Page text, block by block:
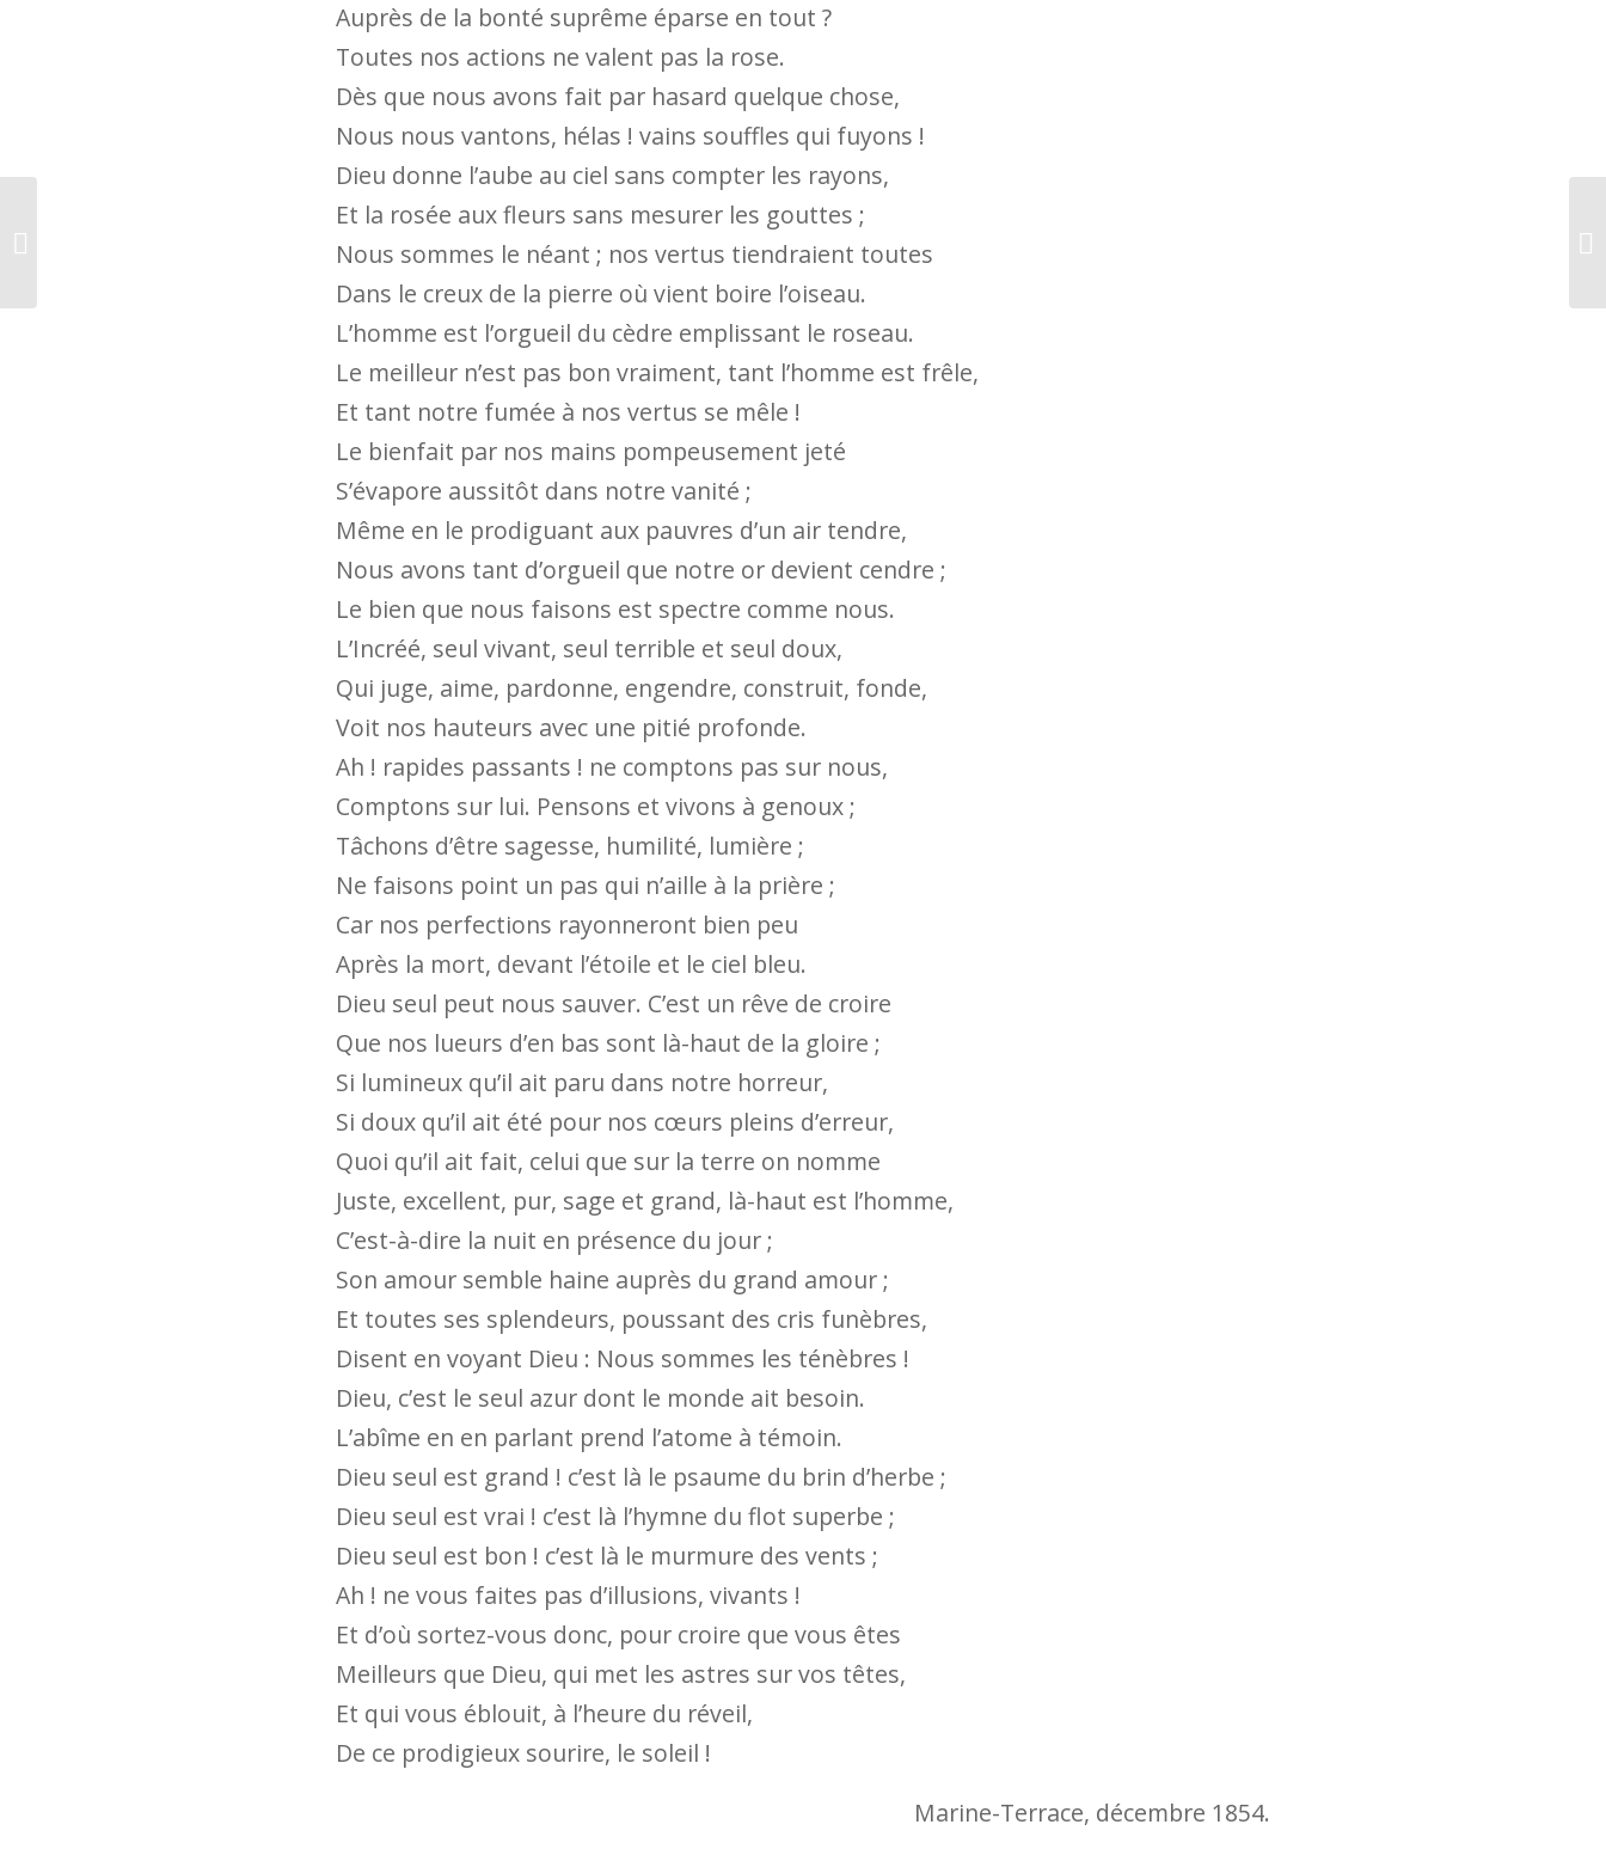
Auprès de la bonté suprême éparse en tout ?
Toutes nos actions ne valent pas la rose.
Dès que nous avons fait par hasard quelque chose,
Nous nous vantons, hélas ! vains souffles qui fuyons !
Dieu donne l’aube au ciel sans compter les rayons,
Et la rosée aux fleurs sans mesurer les gouttes ;
Nous sommes le néant ; nos vertus tiendraient toutes
Dans le creux de la pierre où vient boire l’oiseau.
L’homme est l’orgueil du cèdre emplissant le roseau.
Le meilleur n’est pas bon vraiment, tant l’homme est frêle,
Et tant notre fumée à nos vertus se mêle !
Le bienfait par nos mains pompeusement jeté
S’évapore aussitôt dans notre vanité ;
Même en le prodiguant aux pauvres d’un air tendre,
Nous avons tant d’orgueil que notre or devient cendre ;
Le bien que nous faisons est spectre comme nous.
L’Incréé, seul vivant, seul terrible et seul doux,
Qui juge, aime, pardonne, engendre, construit, fonde,
Voit nos hauteurs avec une pitié profonde.
Ah ! rapides passants ! ne comptons pas sur nous,
Comptons sur lui. Pensons et vivons à genoux ;
Tâchons d’être sagesse, humilité, lumière ;
Ne faisons point un pas qui n’aille à la prière ;
Car nos perfections rayonneront bien peu
Après la mort, devant l’étoile et le ciel bleu.
Dieu seul peut nous sauver. C’est un rêve de croire
Que nos lueurs d’en bas sont là-haut de la gloire ;
Si lumineux qu’il ait paru dans notre horreur,
Si doux qu’il ait été pour nos cœurs pleins d’erreur,
Quoi qu’il ait fait, celui que sur la terre on nomme
Juste, excellent, pur, sage et grand, là-haut est l’homme,
C’est-à-dire la nuit en présence du jour ;
Son amour semble haine auprès du grand amour ;
Et toutes ses splendeurs, poussant des cris funèbres,
Disent en voyant Dieu : Nous sommes les ténèbres !
Dieu, c’est le seul azur dont le monde ait besoin.
L’abîme en en parlant prend l’atome à témoin.
Dieu seul est grand ! c’est là le psaume du brin d’herbe ;
Dieu seul est vrai ! c’est là l’hymne du flot superbe ;
Dieu seul est bon ! c’est là le murmure des vents ;
Ah ! ne vous faites pas d’illusions, vivants !
Et d’où sortez-vous donc, pour croire que vous êtes
Meilleurs que Dieu, qui met les astres sur vos têtes,
Et qui vous éblouit, à l’heure du réveil,
De ce prodigieux sourire, le soleil !
Marine-Terrace, décembre 1854.